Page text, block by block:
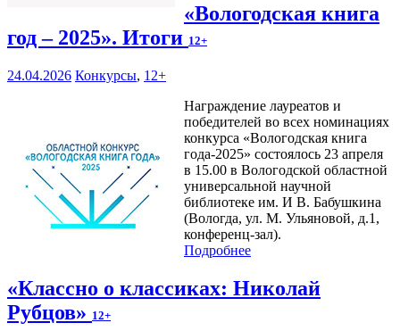
«Вологодская книга
год – 2025». Итоги 12+
24.04.2026 Конкурсы, 12+
Награждение лауреатов и
победителей во всех номинациях
конкурса «Вологодская книга
года-2025» состоялось 23 апреля
в 15.00 в Вологодской областной
универсальной научной
библиотеке им. И В. Бабушкина
(Вологда, ул. М. Ульяновой, д.1,
конференц-зал).
Подробнее
«Классно о классиках: Николай
Рубцов» 12+